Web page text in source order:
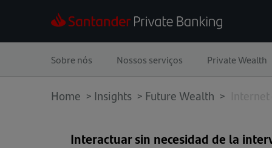
Sobre nós Nossos serviços Private Wealth
Home > Insights > Future Wealth >
Interactuar sin necesidad de la